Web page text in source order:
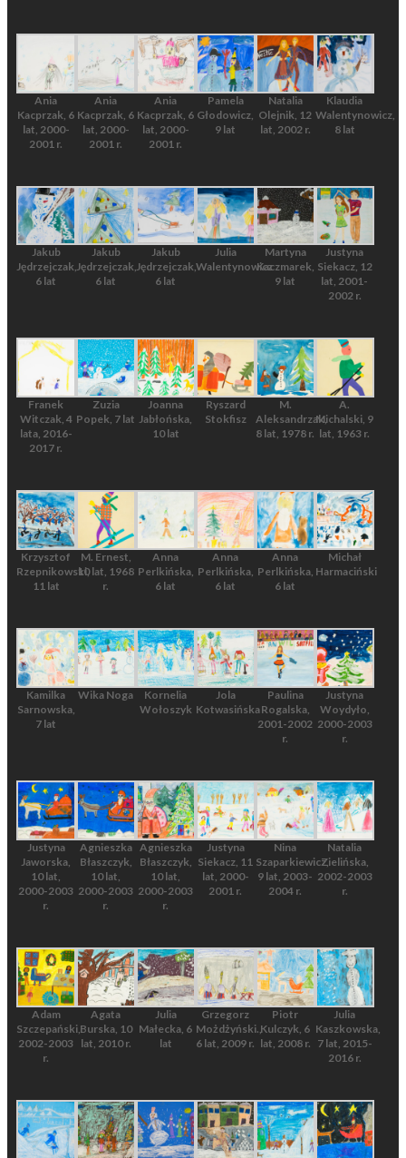
Ania
Kacprzak, 6
lat, 2000-
2001 r.
Ania
Kacprzak, 6
lat, 2000-
2001 r.
Ania
Kacprzak, 6
lat, 2000-
2001 r.
Pamela
Głodowicz,
9 lat
Natalia
Olejnik, 12
lat, 2002 r.
Klaudia
Walentynowicz,
8 lat
Jakub
Jędrzejczak,
6 lat
Jakub
Jędrzejczak,
6 lat
Jakub
Jędrzejczak,
6 lat
Julia
Walentynowicz
Martyna
Kaczmarek,
9 lat
Justyna
Siekacz, 12
lat, 2001-
2002 r.
Franek
Witczak, 4
lata, 2016-
2017 r.
Zuzia
Popek, 7 lat
Joanna
Jabłońska,
10 lat
Ryszard
Stokfisz
M.
Aleksandrzak,
8 lat, 1978 r.
A.
Michalski, 9
lat, 1963 r.
Krzysztof
Rzepnikowski,
11 lat
M. Ernest,
10 lat, 1968
r.
Anna
Perlkińska,
6 lat
Anna
Perlkińska,
6 lat
Anna
Perlkińska,
6 lat
Michał
Harmaciński
Kamilka
Sarnowska,
7 lat
Wika Noga
Kornelia
Wołoszyk
Jola
Kotwasińska
Paulina
Rogalska,
2001-2002
r.
Justyna
Woydyło,
2000-2003
r.
Justyna
Jaworska,
10 lat,
2000-2003
r.
Agnieszka
Błaszczyk,
10 lat,
2000-2003
r.
Agnieszka
Błaszczyk,
10 lat,
2000-2003
r.
Justyna
Siekacz, 11
lat, 2000-
2001 r.
Nina
Szaparkiewicz,
9 lat, 2003-
2004 r.
Natalia
Zielińska,
2002-2003
r.
Adam
Szczepański,
2002-2003
r.
Agata
Burska, 10
lat, 2010 r.
Julia
Małecka, 6
lat
Grzegorz
Możdżyński.,
6 lat, 2009 r.
Piotr
Kulczyk, 6
lat, 2008 r.
Julia
Kaszkowska,
7 lat, 2015-
2016 r.